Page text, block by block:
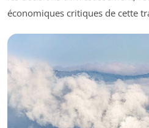
économiques critiques de cette